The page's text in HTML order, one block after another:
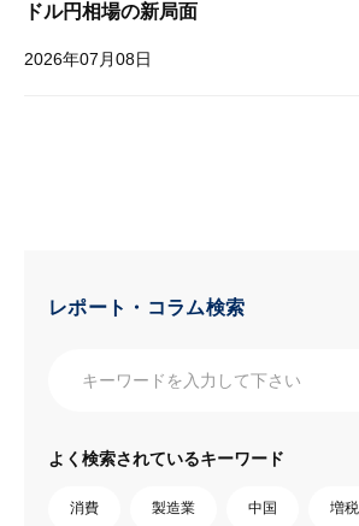
ドル円相場の新局面
2026年07月08日
レポート・コラム検索
よく検索されているキーワード
消費 製造業 中国 増税